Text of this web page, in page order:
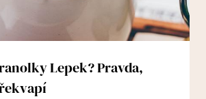
Lepek? Pravda,